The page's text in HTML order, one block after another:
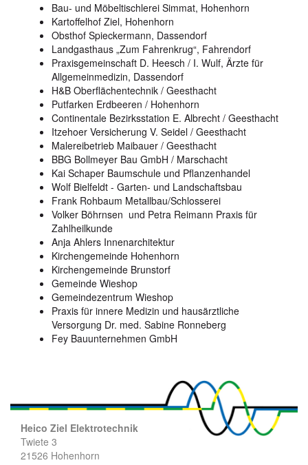
Bau- und Möbeltischlerei Simmat, Hohenhorn
Kartoffelhof Ziel, Hohenhorn
Obsthof Spieckermann, Dassendorf
Landgasthaus „Zum Fahrenkrug“, Fahrendorf
Praxisgemeinschaft D. Heesch / I. Wulf, Ärzte für
Allgemeinmedizin, Dassendorf
H&B Oberflächentechnik / Geesthacht
Putfarken Erdbeeren / Hohenhorn
Continentale Bezirksstation E. Albrecht / Geesthacht
Itzehoer Versicherung V. Seidel / Geesthacht
Malereibetrieb Maibauer / Geesthacht
BBG Bollmeyer Bau GmbH / Marschacht
Kai Schaper Baumschule und Pflanzenhandel
Wolf Bielfeldt - Garten- und Landschaftsbau
Frank Rohbaum Metallbau/Schlosserei
Volker Böhrnsen und Petra Reimann Praxis für
Zahlheilkunde
Anja Ahlers Innenarchitektur
Kirchengemeinde Hohenhorn
Kirchengemeinde Brunstorf
Gemeinde Wieshop
Gemeindezentrum Wieshop
Praxis für innere Medizin und hausärztliche
Versorgung Dr. med. Sabine Ronneberg
Fey Bauunternehmen GmbH
Heico Ziel Elektrotechnik
Twiete 3
21526 Hohenhorn